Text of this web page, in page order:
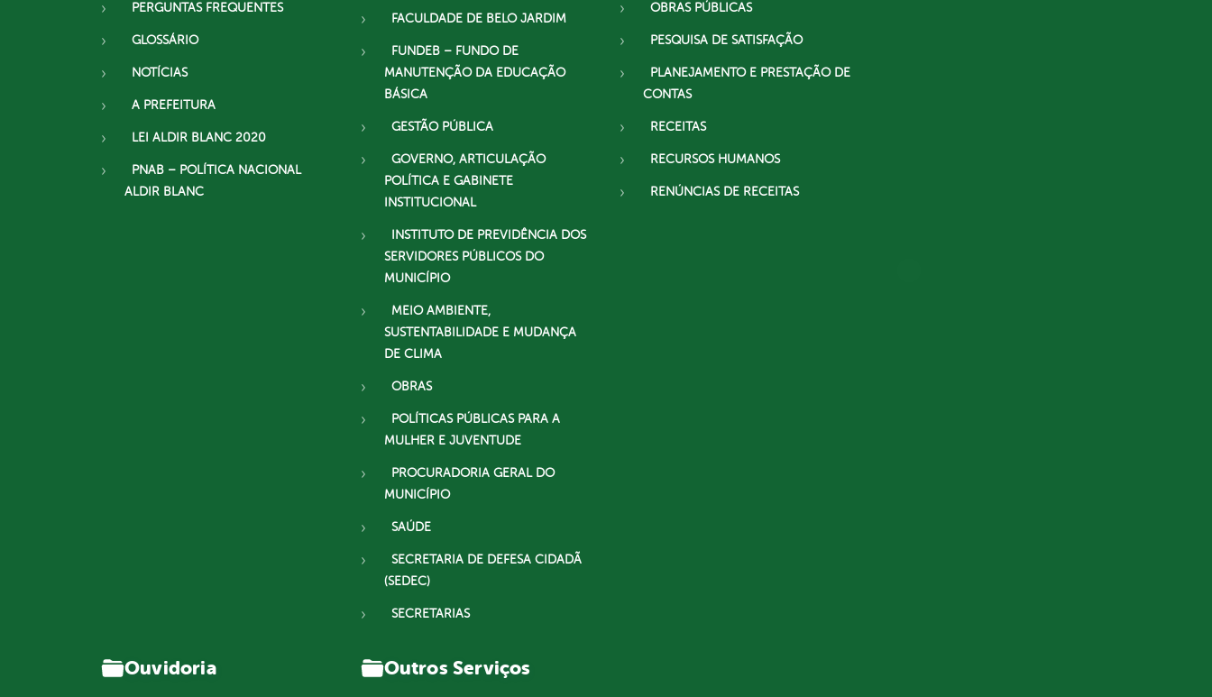
PERGUNTAS FREQUENTES
GLOSSÁRIO
NOTÍCIAS
A PREFEITURA
LEI ALDIR BLANC 2020
PNAB – POLÍTICA NACIONAL
ALDIR BLANC
FACULDADE DE BELO JARDIM
FUNDEB – FUNDO DE
MANUTENÇÃO DA EDUCAÇÃO
BÁSICA
GESTÃO PÚBLICA
GOVERNO, ARTICULAÇÃO
POLÍTICA E GABINETE
INSTITUCIONAL
INSTITUTO DE PREVIDÊNCIA DOS
SERVIDORES PÚBLICOS DO
MUNICÍPIO
MEIO AMBIENTE,
SUSTENTABILIDADE E MUDANÇA
DE CLIMA
OBRAS
POLÍTICAS PÚBLICAS PARA A
MULHER E JUVENTUDE
PROCURADORIA GERAL DO
MUNICÍPIO
SAÚDE
SECRETARIA DE DEFESA CIDADÃ
(SEDEC)
SECRETARIAS
OBRAS PÚBLICAS
PESQUISA DE SATISFAÇÃO
PLANEJAMENTO E PRESTAÇÃO DE
CONTAS
RECEITAS
RECURSOS HUMANOS
RENÚNCIAS DE RECEITAS
Ouvidoria Outros Serviços